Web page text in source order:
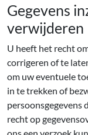
Gegevens
verwijderen
U heeft het recht
corrigeren of te
om uw eventuele
in te trekken of
persoonsgegevens
recht op